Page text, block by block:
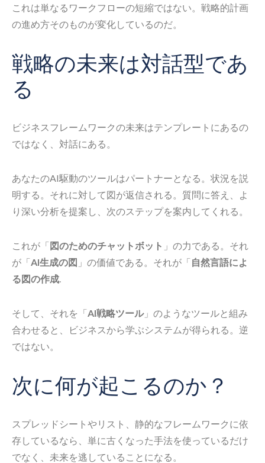
これは単なるワークフローの短縮ではない。戦略的計画
の進め方そのものが変化しているのだ。
戦略の未来は対話型であ
る
ビジネスフレームワークの未来はテンプレートにあるの
ではなく、対話にある。
あなたのAI駆動のツールはパートナーとなる。状況を説
明する。それに対して図が返信される。質問に答え、よ
り深い分析を提案し、次のステップを案内してくれる。
これが「図のためのチャットボット 」の力である。それ
が「AI生成の図 」の価値である。それが「自然言語によ
る図の作成.
そして、それを「AI戦略ツール」のようなツールと組み
合わせると、ビジネスから学ぶシステムが得られる。逆
ではない。
次に何が起こるのか？
スプレッドシートやリスト、静的なフレームワークに依
存しているなら、単に古くなった手法を使っているだけ
でなく、未来を逃していることになる。